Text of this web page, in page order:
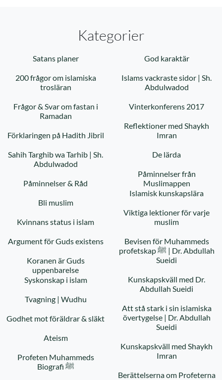
Kategorier
Satans planer God karaktär
200 frågor om islamiska
trosläran
Islams vackraste sidor | Sh.
Abdulwadod
Frågor & Svar om fastan i
Ramadan
Vinterkonferens 2017
Reflektioner med Shaykh
Imran
Förklaringen på Hadith Jibril
Sahih Targhib wa Tarhib | Sh.
Abdulwadod
De lärda
Påminnelser från
Muslimappen
Påminnelser & Råd
Islamisk kunskapslära
Bli muslim
Viktiga lektioner för varje
muslim
Kvinnans status i islam
Argument för Guds existens
Bevisen för Muhammeds
profetskap ﷺ | Dr. Abdullah
Sueidi
Koranen är Guds
uppenbarelse
Kunskapskväll med Dr.
Abdullah Sueidi
Syskonskap i islam
Tvagning | Wudhu
Att stå stark i sin islamiska
övertygelse | Dr. Abdullah
Sueidi
Godhet mot föräldrar & släkt
Ateism
Kunskapskväll med Shaykh
Imran
Profeten Muhammeds
Biografi ﷺ
Berättelserna om Profeterna